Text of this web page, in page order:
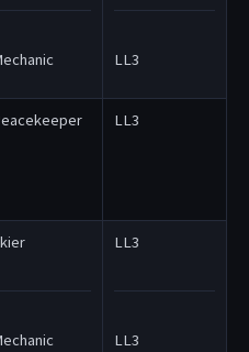
LL3
LL3
LL3
LL3